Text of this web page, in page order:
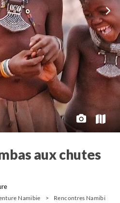
aux chutes
Namibie Rencontres Namibie